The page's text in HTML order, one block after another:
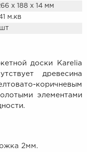
х 188 х 14 мм
м.кв
доски Karelia
древесина
коричневым
элементами
2мм.